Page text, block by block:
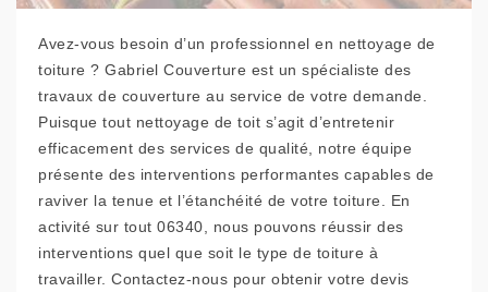
Avez-vous besoin d’un professionnel en nettoyage de
toiture ? Gabriel Couverture est un spécialiste des
travaux de couverture au service de votre demande.
Puisque tout nettoyage de toit s’agit d’entretenir
efficacement des services de qualité, notre équipe
présente des interventions performantes capables de
raviver la tenue et l’étanchéité de votre toiture. En
activité sur tout 06340, nous pouvons réussir des
interventions quel que soit le type de toiture à
travailler. Contactez-nous pour obtenir votre devis